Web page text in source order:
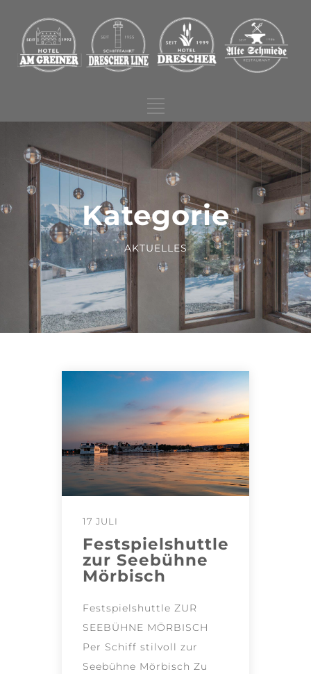
Kategorie
AKTUELLES
17 JULI
Festspielshuttle
zur Seebühne
Mörbisch
Festspielshuttle ZUR
SEEBÜHNE MÖRBISCH
Per Schiff stilvoll zur
Seebühne Mörbisch Zu